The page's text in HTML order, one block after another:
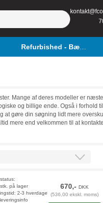
Refurbished - Bærbar
Mange af deres modeller er
og billige ende. Også i forhold
gøre din søgning lidt mere
mere end velkommen til at
på lager
2-3 hverdage
670,-DKK
(536,00 ekskl. moms)